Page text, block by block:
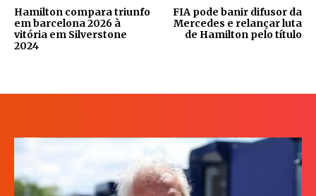
Hamilton compara triunfo
em barcelona 2026 à
vitória em Silverstone
2024
FIA pode banir difusor da
Mercedes e relançar luta
de Hamilton pelo título